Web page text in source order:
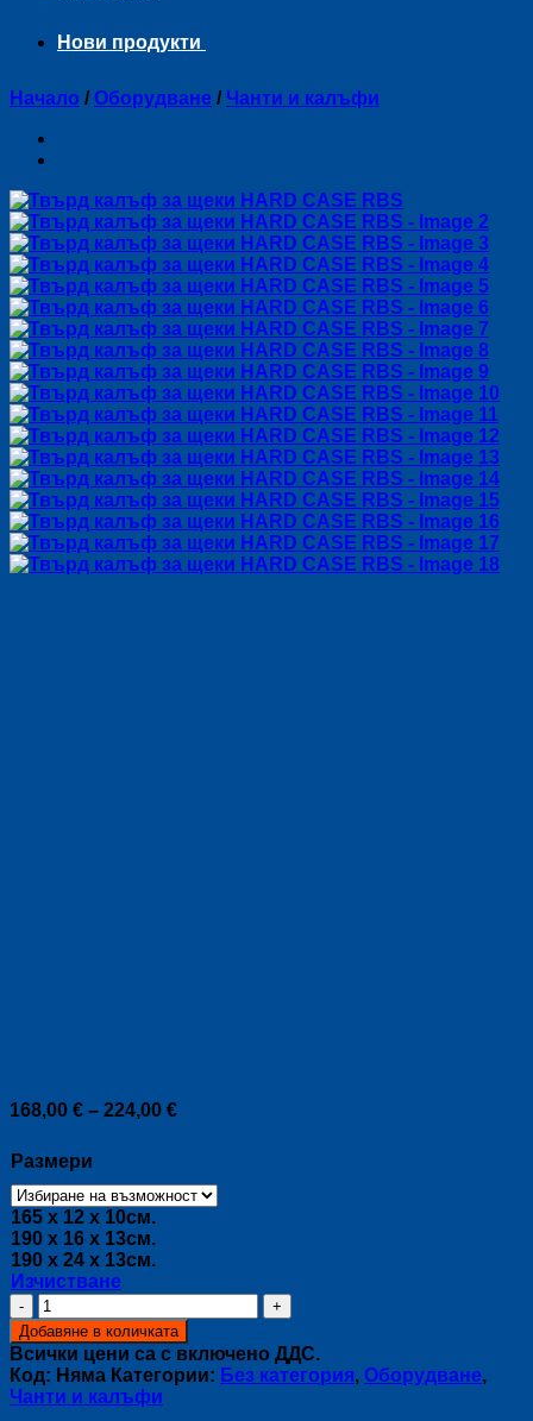
Нови продукти
Начало / Оборудване / Чанти и калъфи
168,00 € – 224,00 €Price
224,00 €
Размери
165 x 12 x 10см.
190 x 16 x 13см.
190 x 24 x 13см.
Изчистване
количество
за
Твърд
калъф
за
щеки
Добавяне в количката
Всички цени са с включено ДДС.
Код: Няма Категории: Без категория, Оборудване,
Чанти и калъфи